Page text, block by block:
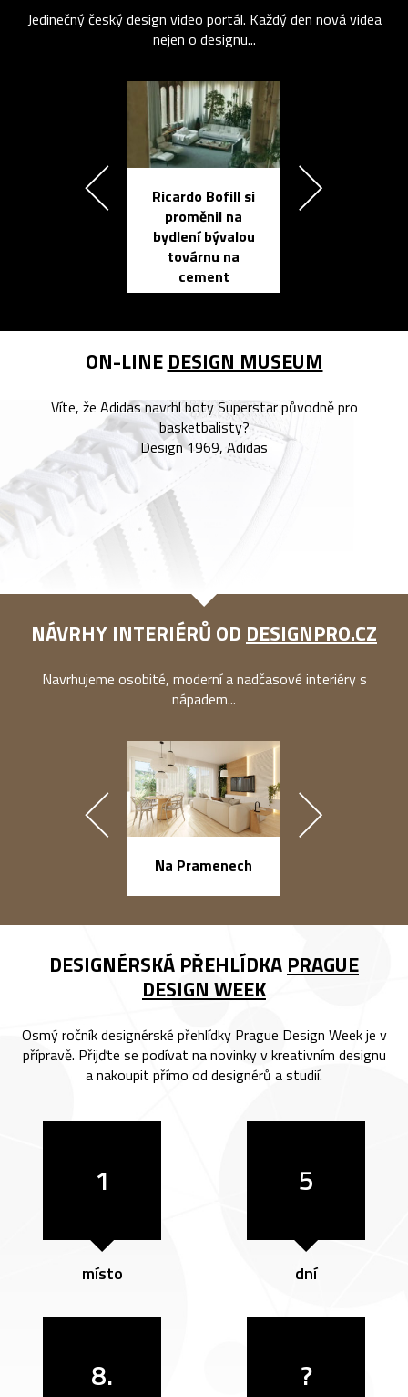
Jedinečný český design video portál. Každý den nová videa
nejen o designu...
Ricardo Bofill si
proměnil na
bydlení bývalou
továrnu na
cement
ON-LINE DESIGN MUSEUM
Víte, že Adidas navrhl boty Superstar původně pro
basketbalisty?
Design 1969, Adidas
NÁVRHY INTERIÉRŮ OD DESIGNPRO.CZ
Navrhujeme osobité, moderní a nadčasové interiéry s
nápadem...
Na Pramenech
DESIGNÉRSKÁ PŘEHLÍDKA PRAGUE
DESIGN WEEK
Osmý ročník designérské přehlídky Prague Design Week je v
přípravě. Přijďte se podívat na novinky v kreativním designu
a nakoupit přímo od designérů a studií.
1
místo
5
dní
8. ?